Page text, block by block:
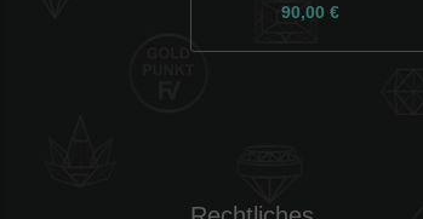
90,00 €